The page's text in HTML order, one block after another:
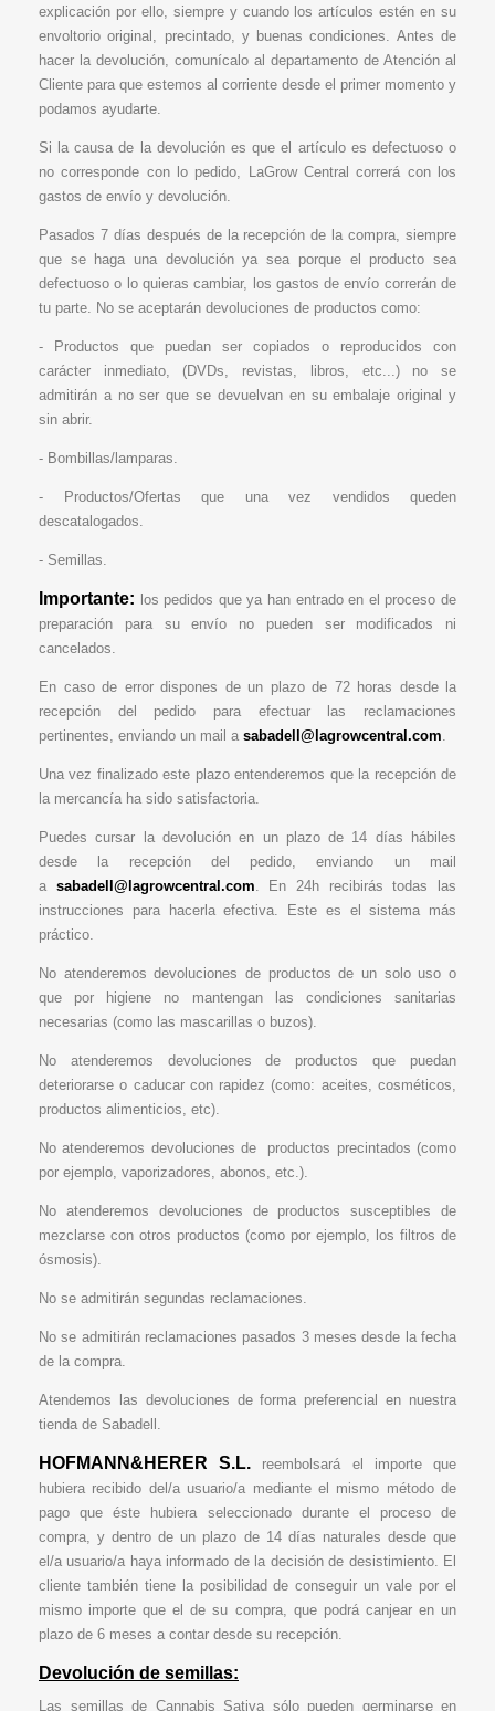
explicación por ello, siempre y cuando los artículos estén en su
envoltorio original, precintado, y buenas condiciones. Antes de
hacer la devolución, comunícalo al departamento de Atención al
Cliente para que estemos al corriente desde el primer momento y
podamos ayudarte.
Si la causa de la devolución es que el artículo es defectuoso o
no corresponde con lo pedido, LaGrow Central correrá con los
gastos de envío y devolución.
Pasados 7 días después de la recepción de la compra, siempre
que se haga una devolución ya sea porque el producto sea
defectuoso o lo quieras cambiar, los gastos de envío correrán de
tu parte. No se aceptarán devoluciones de productos como:
- Productos que puedan ser copiados o reproducidos con
carácter inmediato, (DVDs, revistas, libros, etc...) no se
admitirán a no ser que se devuelvan en su embalaje original y
sin abrir.
- Bombillas/lamparas.
- Productos/Ofertas que una vez vendidos queden
descatalogados.
- Semillas.
Importante: los pedidos que ya han entrado en el proceso de
preparación para su envío no pueden ser modificados ni
cancelados.
En caso de error dispones de un plazo de 72 horas desde la
recepción del pedido para efectuar las reclamaciones
pertinentes, enviando un mail a sabadell@lagrowcentral.com.
Una vez finalizado este plazo entenderemos que la recepción de
la mercancía ha sido satisfactoria.
Puedes cursar la devolución en un plazo de 14 días hábiles
desde la recepción del pedido, enviando un mail
a sabadell@lagrowcentral.com. En 24h recibirás todas las
instrucciones para hacerla efectiva. Este es el sistema más
práctico.
No atenderemos devoluciones de productos de un solo uso o
que por higiene no mantengan las condiciones sanitarias
necesarias (como las mascarillas o buzos).
No atenderemos devoluciones de productos que puedan
deteriorarse o caducar con rapidez (como: aceites, cosméticos,
productos alimenticios, etc).
No atenderemos devoluciones de productos precintados (como
por ejemplo, vaporizadores, abonos, etc.).
No atenderemos devoluciones de productos susceptibles de
mezclarse con otros productos (como por ejemplo, los filtros de
ósmosis).
No se admitirán segundas reclamaciones.
No se admitirán reclamaciones pasados 3 meses desde la fecha
de la compra.
Atendemos las devoluciones de forma preferencial en nuestra
tienda de Sabadell.
HOFMANN&HERER S.L. reembolsará el importe que
hubiera recibido del/a usuario/a mediante el mismo método de
pago que éste hubiera seleccionado durante el proceso de
compra, y dentro de un plazo de 14 días naturales desde que
el/a usuario/a haya informado de la decisión de desistimiento. El
cliente también tiene la posibilidad de conseguir un vale por el
mismo importe que el de su compra, que podrá canjear en un
plazo de 6 meses a contar desde su recepción.
Devolución de semillas:
Las semillas de Cannabis Sativa sólo pueden germinarse en